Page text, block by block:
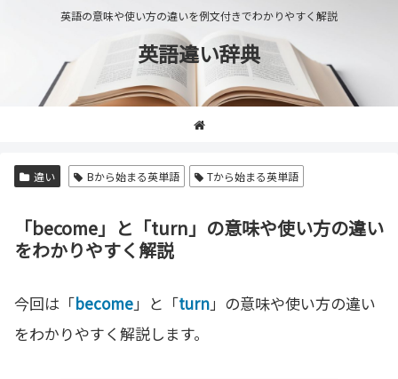
英語の意味や使い方の違いを例文付きでわかりやすく解説
英語違い辞典
違い Bから始まる英単語 Tから始まる英単語
「become」と「turn」の意味や使い方の違い
をわかりやすく解説
今回は「become」と「turn」の意味や使い方の違い
をわかりやすく解説します。